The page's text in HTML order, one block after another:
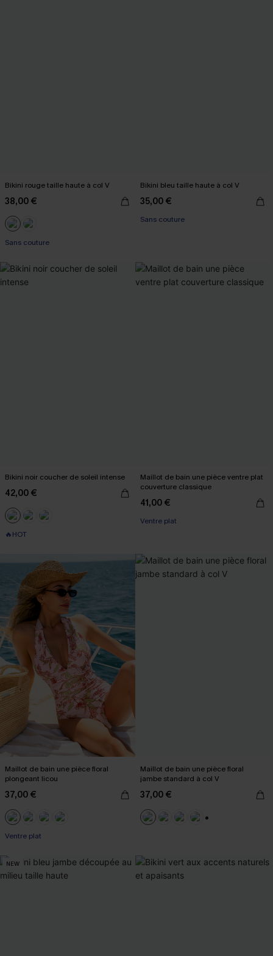
Bikini rouge taille haute à col V
38,00 €
Sans couture
Bikini bleu taille haute à col V
35,00 €
Sans couture
Bikini noir coucher de soleil intense
42,00 €
🔥HOT
Maillot de bain une pièce ventre plat
couverture classique
41,00 €
Ventre plat
Maillot de bain une pièce floral
plongeant licou
37,00 €
Ventre plat
Maillot de bain une pièce floral
jambe standard à col V
37,00 €
NEW